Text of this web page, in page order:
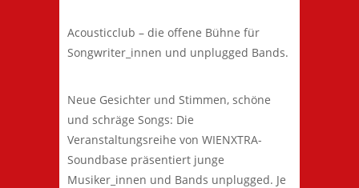
Acousticclub – die offene Bühne für
Songwriter_innen und unplugged Bands.
Neue Gesichter und Stimmen, schöne
und schräge Songs: Die
Veranstaltungsreihe von WIENXTRA-
Soundbase präsentiert junge
Musiker_innen und Bands unplugged. Je